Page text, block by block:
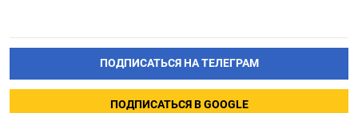
ПОДПИСАТЬСЯ НА ТЕЛЕГРАМ
ПОДПИСАТЬСЯ В GOOGLE